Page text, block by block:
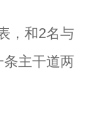
，和2名与
条主干道两